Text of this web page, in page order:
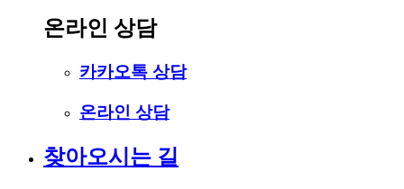
온라인 상담
카카오톡 상담
온라인 상담
찾아오시는 길